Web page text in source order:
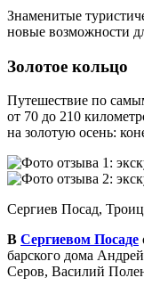
Знаменитые
новые возможности
Золотое кольцо
Путешествие по
от 70 до 210
на золотую осень:
Сергиев Посад,
В Сергиевом Посаде
барского дома
Серов, Василий